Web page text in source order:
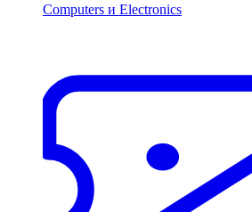
Computers и Electronics